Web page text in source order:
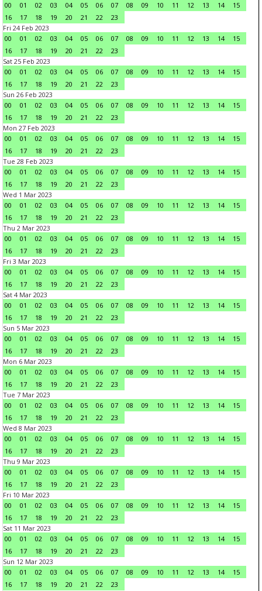
00
01 02 03 04 05 06 07 08 09 10 11 12 13 14
15
16
17 18 19 20 21 22
23
Fri 24 Feb 2023
00
01 02 03 04 05 06 07 08 09 10 11 12 13 14
15
16
17 18 19 20 21 22
23
Sat 25 Feb 2023
00
01 02 03 04 05 06 07 08 09 10 11 12 13 14
15
16
17 18 19 20 21 22
23
Sun 26 Feb 2023
00
01 02 03 04 05 06 07 08 09 10 11 12 13 14
15
16
17 18 19 20 21 22
23
Mon 27 Feb 2023
00
01 02 03 04 05 06 07 08 09 10 11 12 13 14
15
16
17 18 19 20 21 22
23
Tue 28 Feb 2023
00
01 02 03 04 05 06 07 08 09 10 11 12 13 14
15
16
17 18 19 20 21 22
23
Wed 1 Mar 2023
00
01 02 03 04 05 06 07 08 09 10 11 12 13 14
15
16
17 18 19 20 21 22
23
Thu 2 Mar 2023
00
01 02 03 04 05 06 07 08 09 10 11 12 13 14
15
16
17 18 19 20 21 22
23
Fri 3 Mar 2023
00
01 02 03 04 05 06 07 08 09 10 11 12 13 14
15
16
17 18 19 20 21 22
23
Sat 4 Mar 2023
00
01 02 03 04 05 06 07 08 09 10 11 12 13 14
15
16
17 18 19 20 21 22
23
Sun 5 Mar 2023
00
01 02 03 04 05 06 07 08 09 10 11 12 13 14
15
16
17 18 19 20 21 22
23
Mon 6 Mar 2023
00
01 02 03 04 05 06 07 08 09 10 11 12 13 14
15
16
17 18 19 20 21 22
23
Tue 7 Mar 2023
00
01 02 03 04 05 06 07 08 09 10 11 12 13 14
15
16
17 18 19 20 21 22
23
Wed 8 Mar 2023
00
01 02 03 04 05 06 07 08 09 10 11 12 13 14
15
16
17 18 19 20 21 22
23
Thu 9 Mar 2023
00
01 02 03 04 05 06 07 08 09 10 11 12 13 14
15
16
17 18 19 20 21 22
23
Fri 10 Mar 2023
00
01 02 03 04 05 06 07 08 09 10 11 12 13 14
15
16
17 18 19 20 21 22
23
Sat 11 Mar 2023
00
01 02 03 04 05 06 07 08 09 10 11 12 13 14
15
16
17 18 19 20 21 22
23
Sun 12 Mar 2023
00
01 02 03 04 05 06 07 08 09 10 11 12 13 14
15
16
17 18 19 20 21 22
23